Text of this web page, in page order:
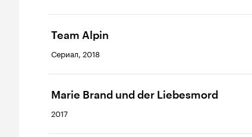
Team Alpin
Сериал, 2018
Marie Brand und der Liebesmord
2017